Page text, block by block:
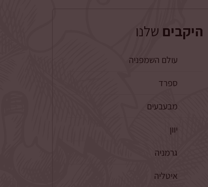
היקבים שלנו
עולם השמפניה
ספרד
מבעבעים
יוון
גרמניה
איטליה